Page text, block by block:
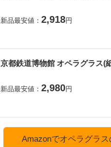
新品最安値： 2,918円
京都鉄道博物館 オペラグラス(
新品最安値： 2,980円
Amazonでオペラグラ